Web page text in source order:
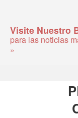
Visite Nuestro
para las noticias
»